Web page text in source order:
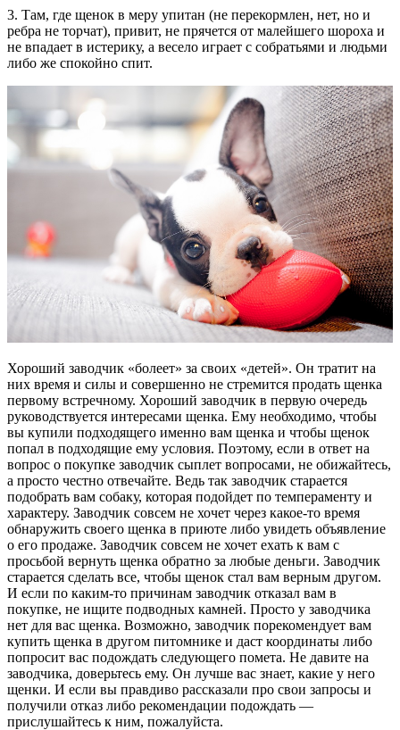
3. Там, где щенок в меру упитан (не перекормлен, нет, но и
ребра не торчат), привит, не прячется от малейшего шороха и
не впадает в истерику, а весело играет с собратьями и людьми
либо же спокойно спит.
Хороший заводчик «болеет» за своих «детей». Он тратит на
них время и силы и совершенно не стремится продать щенка
первому встречному. Хороший заводчик в первую очередь
руководствуется интересами щенка. Ему необходимо, чтобы
вы купили подходящего именно вам щенка и чтобы щенок
попал в подходящие ему условия. Поэтому, если в ответ на
вопрос о покупке заводчик сыплет вопросами, не обижайтесь,
а просто честно отвечайте. Ведь так заводчик старается
подобрать вам собаку, которая подойдет по темпераменту и
характеру. Заводчик совсем не хочет через какое-то время
обнаружить своего щенка в приюте либо увидеть объявление
о его продаже. Заводчик совсем не хочет ехать к вам с
просьбой вернуть щенка обратно за любые деньги. Заводчик
старается сделать все, чтобы щенок стал вам верным другом.
И если по каким-то причинам заводчик отказал вам в
покупке, не ищите подводных камней. Просто у заводчика
нет для вас щенка. Возможно, заводчик порекомендует вам
купить щенка в другом питомнике и даст координаты либо
попросит вас подождать следующего помета. Не давите на
заводчика, доверьтесь ему. Он лучше вас знает, какие у него
щенки. И если вы правдиво рассказали про свои запросы и
получили отказ либо рекомендации подождать —
прислушайтесь к ним, пожалуйста.